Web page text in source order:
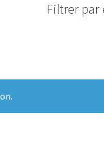
Filtrer par